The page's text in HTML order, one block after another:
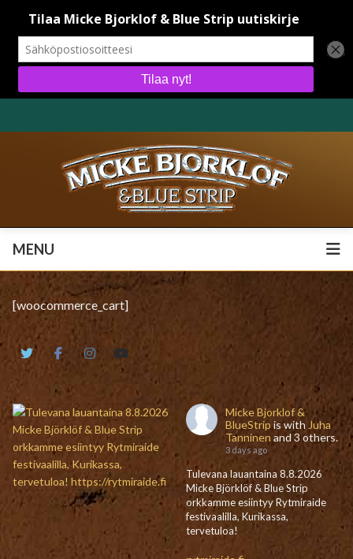
MENU
[woocommerce_cart]
Micke Bjorklof &
BlueStrip is with Juha
Tanninen and 3 others.
3 days ago
Tulevana lauantaina 8.8.2026
Micke Björklöf & Blue Strip
orkkamme esiintyy Rytmiraide
festivaalilla, Kurikassa,
tervetuloa!
MENU